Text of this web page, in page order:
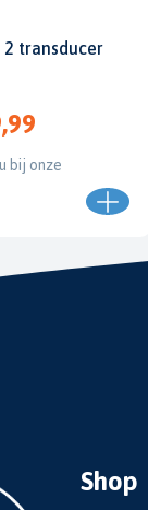
2 transducer
bij onze
Shop